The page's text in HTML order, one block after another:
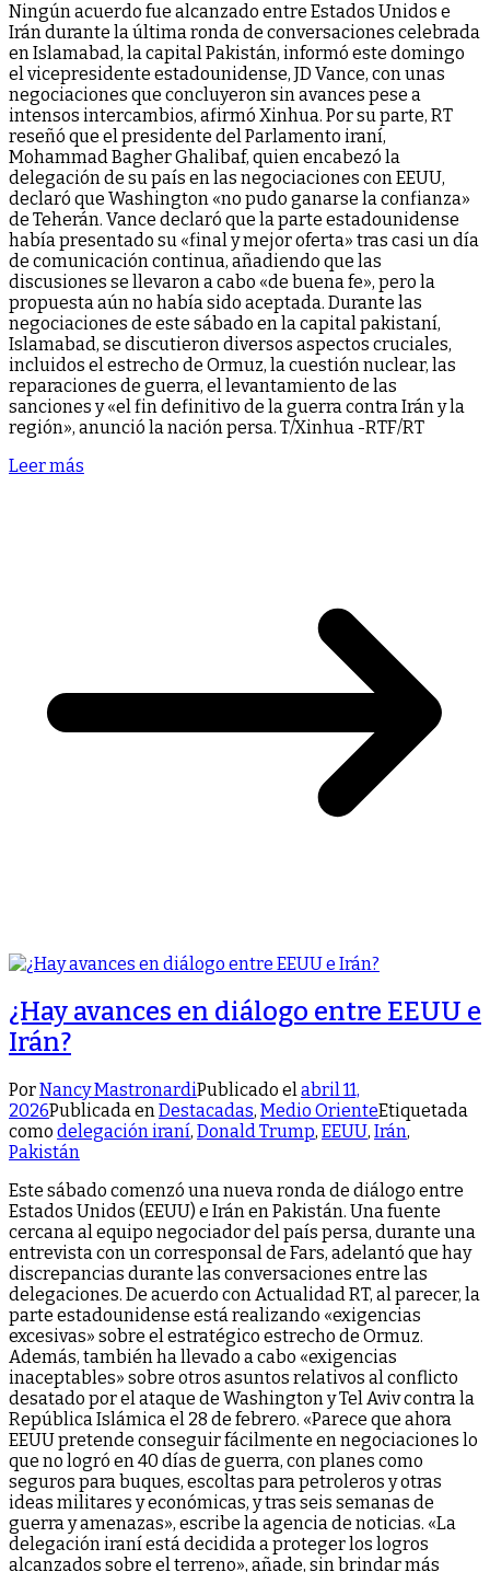
Ningún acuerdo fue alcanzado entre Estados Unidos e
Irán durante la última ronda de conversaciones celebrada
en Islamabad, la capital Pakistán, informó este domingo
el vicepresidente estadounidense, JD Vance, con unas
negociaciones que concluyeron sin avances pese a
intensos intercambios, afirmó Xinhua. Por su parte, RT
reseñó que el presidente del Parlamento iraní,
Mohammad Bagher Ghalibaf, quien encabezó la
delegación de su país en las negociaciones con EEUU,
declaró que Washington «no pudo ganarse la confianza»
de Teherán. Vance declaró que la parte estadounidense
había presentado su «final y mejor oferta» tras casi un día
de comunicación continua, añadiendo que las
discusiones se llevaron a cabo «de buena fe», pero la
propuesta aún no había sido aceptada. Durante las
negociaciones de este sábado en la capital pakistaní,
Islamabad, se discutieron diversos aspectos cruciales,
incluidos el estrecho de Ormuz, la cuestión nuclear, las
reparaciones de guerra, el levantamiento de las
sanciones y «el fin definitivo de la guerra contra Irán y la
región», anunció la nación persa. T/Xinhua -RTF/RT
Leer más
¿Hay avances en diálogo entre EEUU e
Irán?
PorNancy MastronardiPublicado elabril 11,
2026Publicada enDestacadas, Medio OrienteEtiquetada
como delegación iraní, Donald Trump, EEUU, Irán,
Pakistán
Este sábado comenzó una nueva ronda de diálogo entre
Estados Unidos (EEUU) e Irán en Pakistán. Una fuente
cercana al equipo negociador del país persa, durante una
entrevista con un corresponsal de Fars, adelantó que hay
discrepancias durante las conversaciones entre las
delegaciones. De acuerdo con Actualidad RT, al parecer, la
parte estadounidense está realizando «exigencias
excesivas» sobre el estratégico estrecho de Ormuz.
Además, también ha llevado a cabo «exigencias
inaceptables» sobre otros asuntos relativos al conflicto
desatado por el ataque de Washington y Tel Aviv contra la
República Islámica el 28 de febrero. «Parece que ahora
EEUU pretende conseguir fácilmente en negociaciones lo
que no logró en 40 días de guerra, con planes como
seguros para buques, escoltas para petroleros y otras
ideas militares y económicas, y tras seis semanas de
guerra y amenazas», escribe la agencia de noticias. «La
delegación iraní está decidida a proteger los logros
alcanzados sobre el terreno», añade, sin brindar más